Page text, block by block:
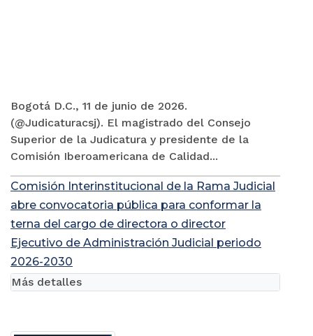
Bogotá D.C., 11 de junio de 2026.
(@Judicaturacsj). El magistrado del Consejo
Superior de la Judicatura y presidente de la
Comisión Iberoamericana de Calidad...
Comisión Interinstitucional de la Rama Judicial
abre convocatoria pública para conformar la
terna del cargo de directora o director
Ejecutivo de Administración Judicial periodo
2026-2030
Más detalles